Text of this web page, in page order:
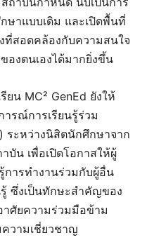
ษาแบบเดิม และเปิดพื้นที่
ที่สอดคล้องกับความสนใจ
องตนเองได้มากยิ่งขึ้น
ยน MC² GenEd ยังให้
รณ์การเรียนรู้ร่วม
ระหว่างนิสิตนักศึกษาจาก
บัน เพื่อเปิดโอกาสให้ผู้
การทำงานร่วมกับผู้อื่น
รู้ ซึ่งเป็นทักษะสำคัญของ
ศัยความร่วมมือข้าม
วามเชี่ยวชาญ